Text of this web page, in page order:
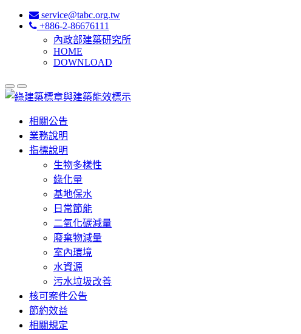
service@tabc.org.tw
+886-2-86676111
內政部建築研究所
HOME
DOWNLOAD
相關公告
業務說明
指標說明
生物多樣性
綠化量
基地保水
日常節能
二氧化碳減量
廢棄物減量
室內環境
水資源
污水垃圾改善
核可案件公告
節約效益
相關規定